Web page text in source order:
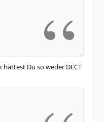
Du so weder DECT